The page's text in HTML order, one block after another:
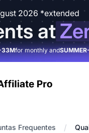
2026 *extended
at
33Mfor monthly and
Frequentes /